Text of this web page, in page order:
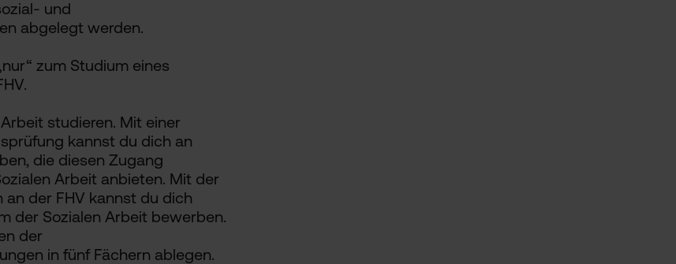
und
abgelegt werden.
zum Studium eines
studieren. Mit einer
kannst du dich an
die diesen Zugang
Arbeit anbieten. Mit der
der FHV kannst du dich
der Sozialen Arbeit bewerben.
der
in fünf Fächern ablegen.